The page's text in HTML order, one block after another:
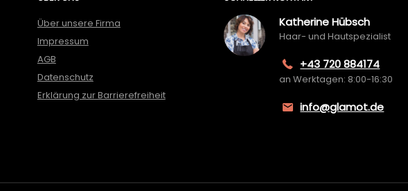
Über unsere Firma
Impressum
AGB
Datenschutz
Erklärung zur Barrierefreiheit
Katherine Hübsch
Haar- und Hautspezialist
+43 720 884174
an Werktagen: 8:00-16:30
info@glamot.de